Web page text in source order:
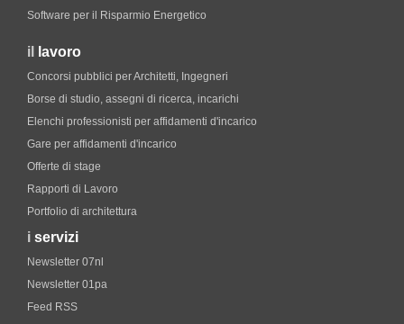
Software per il Risparmio Energetico
il lavoro
Concorsi pubblici per Architetti, Ingegneri
Borse di studio, assegni di ricerca, incarichi
Elenchi professionisti per affidamenti d'incarico
Gare per affidamenti d'incarico
Offerte di stage
Rapporti di Lavoro
Portfolio di architettura
i servizi
Newsletter 07nl
Newsletter 01pa
Feed RSS